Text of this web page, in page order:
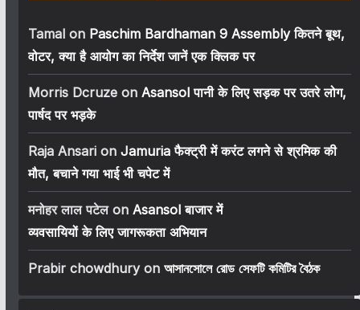
Tamalon Paschim Bardhaman 9 Assembly कितने बूथ,
वोटर, क्या है आयोग का निर्देश जानें एक क्लिक पर
Morris Dcruzeon Asansol पानी के लिए सड़क पर उतरे लोग,
पार्षद पर भड़के
Raja Ansarion Jamuria फैक्ट्री में करंट लगने से श्रमिक की
मौत, बचाने गया भाई भी चपेट में
मनोहर लाल पटेलon Asansol बाजार में
व्यवसायियों के लिए जागरूकता अभियान
Prabir chowdhuryon আসানসোলে রোড সেফটি কমিটির বৈঠক